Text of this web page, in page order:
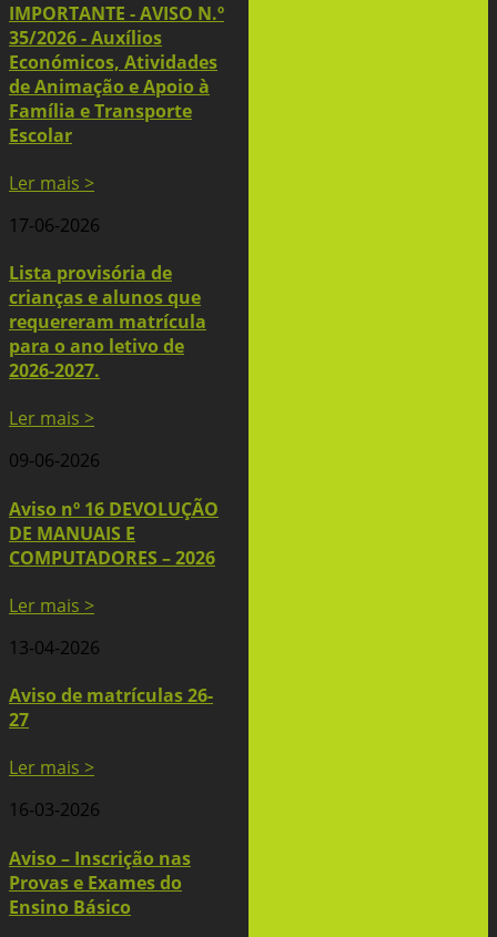
IMPORTANTE - AVISO N.º
35/2026 - Auxílios
Económicos, Atividades
de Animação e Apoio à
Família e Transporte
Escolar
Ler mais >
17-06-2026
Lista provisória de
crianças e alunos que
requereram matrícula
para o ano letivo de
2026-2027.
Ler mais >
09-06-2026
Aviso nº 16 DEVOLUÇÃO
DE MANUAIS E
COMPUTADORES – 2026
Ler mais >
13-04-2026
Aviso de matrículas 26-
27
Ler mais >
16-03-2026
Aviso – Inscrição nas
Provas e Exames do
Ensino Básico